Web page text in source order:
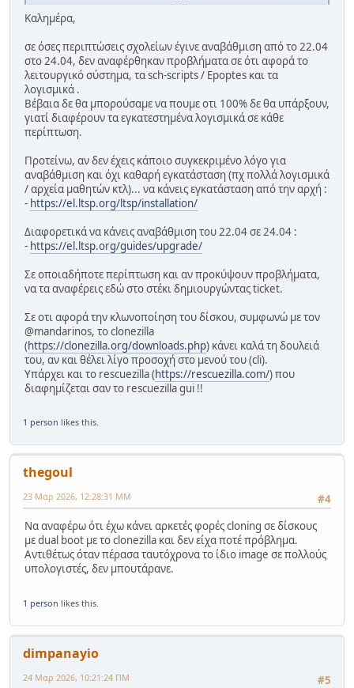
Καλημέρα,
σε όσες περιπτώσεις σχολείων έγινε αναβάθμιση από το 22.04
στο 24.04, δεν αναφέρθηκαν προβλήματα σε ότι αφορά το
λειτουργικό σύστημα, τα sch-scripts / Epoptes και τα
λογισμικά .
Βέβαια δε θα μπορούσαμε να πουμε οτι 100% δε θα υπάρξουν,
γιατί διαφέρουν τα εγκατεστημένα λογισμικά σε κάθε
περίπτωση.
Προτείνω, αν δεν έχεις κάποιο συγκεκριμένο λόγο για
αναβάθμιση και όχι καθαρή εγκατάσταση (πχ πολλά λογισμικά
/ αρχεία μαθητών κτλ)... να κάνεις εγκατάσταση από την αρχή :
- https://el.ltsp.org/ltsp/installation/
Διαφορετικά να κάνεις αναβάθμιση του 22.04 σε 24.04 :
- https://el.ltsp.org/guides/upgrade/
Σε οποιαδήποτε περίπτωση και αν προκύψουν προβλήματα,
να τα αναφέρεις εδώ στο στέκι δημιουργώντας ticket.
Σε οτι αφορά την κλωνοποίηση του δίσκου, συμφωνώ με τον
@mandarinos, το clonezilla
(https://clonezilla.org/downloads.php) κάνει καλά τη δουλειά
του, αν και θέλει λίγο προσοχή στο μενού του (cli).
Υπάρχει και το rescuezilla (https://rescuezilla.com/) που
διαφημίζεται σαν το rescuezilla gui !!
1 person likes this.
thegoul
#4
23 Μαρ 2026, 12:28:31 ΜΜ
Να αναφέρω ότι έχω κάνει αρκετές φορές cloning σε δίσκους
με dual boot με το clonezilla και δεν είχα ποτέ πρόβλημα.
Αντιθέτως όταν πέρασα ταυτόχρονα το ίδιο image σε πολλούς
υπολογιστές, δεν μπουτάρανε.
1 person likes this.
dimpanayio
#5
24 Μαρ 2026, 10:21:24 ΠΜ